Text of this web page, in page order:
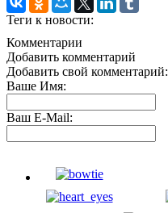
Теги к новости:
Комментарии
Добавить комментарий
Добавить свой комментарий:
Ваше Имя:
Ваш E-Mail: